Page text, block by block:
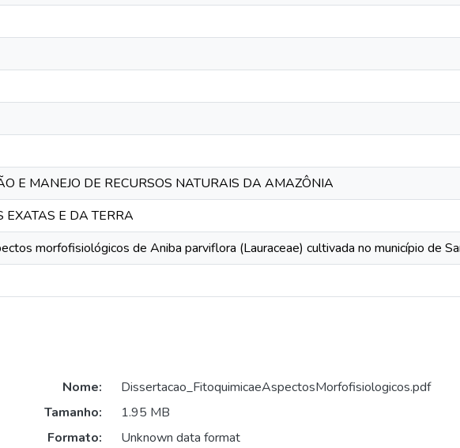
E MANEJO DE RECURSOS NATURAIS DA AMAZÔNIA
EXATAS E DA TERRA
morfofisiológicos de Aniba parviflora (Lauraceae) cultivada no município de
Nome:
Dissertacao_FitoquimicaeAspectosMorfofisiologicos.pdf
Tamanho:
1.95 MB
Formato:
Unknown data format